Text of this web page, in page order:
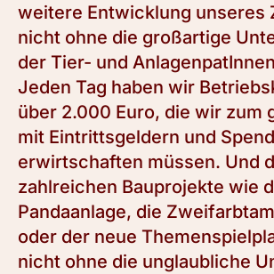
weitere Entwicklung unseres
nicht ohne die großartige
der Tier- und
Jeden Tag haben wir
über 2.000 Euro, die wir zum
mit Eintrittsgeldern und
erwirtschaften müssen. Und
zahlreichen Bauprojekte wie
Pandaanlage, die
oder der neue
nicht ohne die unglaubliche